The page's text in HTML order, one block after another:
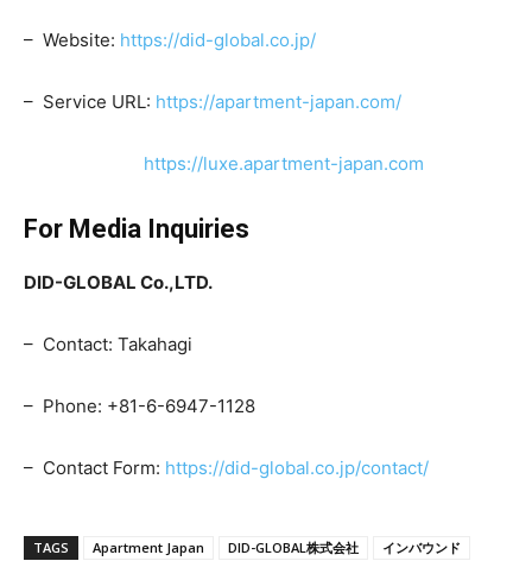
– Website: https://did-global.co.jp/
– Service URL: https://apartment-japan.com/
https://luxe.apartment-japan.com
For Media Inquiries
DID-GLOBAL Co.,LTD.
– Contact: Takahagi
– Phone: +81-6-6947-1128
– Contact Form: https://did-global.co.jp/contact/
TAGS Apartment Japan DID-GLOBAL株式会社
インバウンド